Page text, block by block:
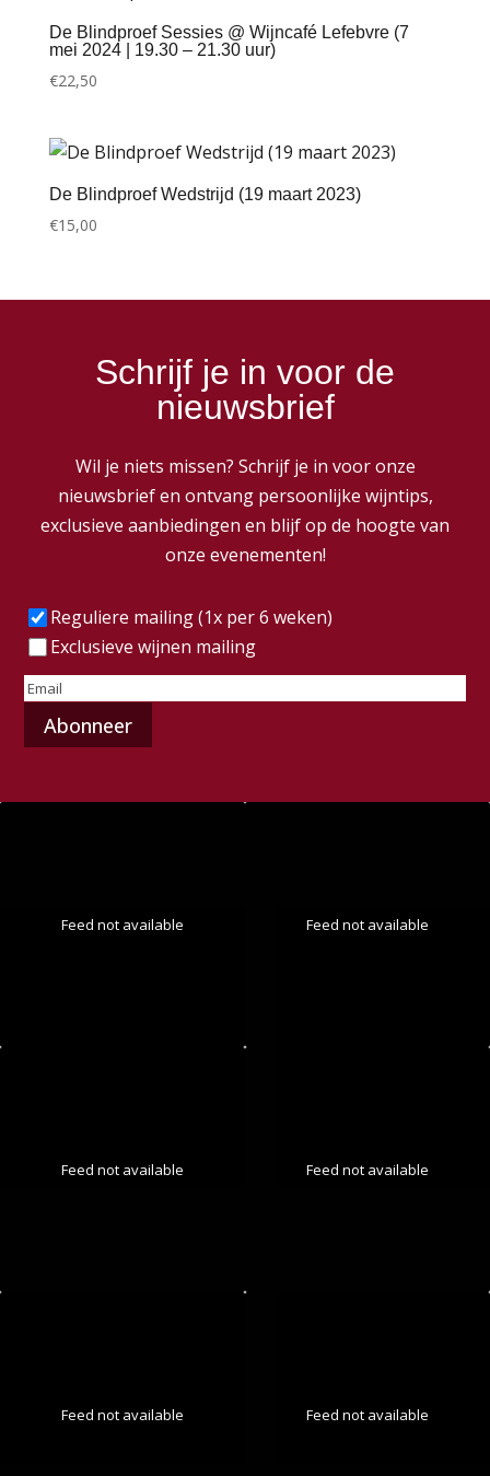
De Blindproef Sessies @ Wijncafé Lefebvre (7
mei 2024 | 19.30 – 21.30 uur)
€22,50
De Blindproef Wedstrijd (19 maart 2023)
€15,00
Schrijf je in voor de
nieuwsbrief
Wil je niets missen? Schrijf je in voor onze
nieuwsbrief en ontvang persoonlijke wijntips,
exclusieve aanbiedingen en blijf op de hoogte van
onze evenementen!
Frequentie(Vereist)
Reguliere mailing (1x per 6 weken)
Exclusieve wijnen mailing
E-
mailadres(Vereist)
Feed not available Feed not available
Feed not available Feed not available
Feed not available Feed not available